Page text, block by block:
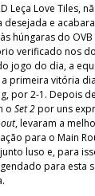
Leça Love Tiles,
e
húngaras do
verificado nos
jogo do dia, a
primeira vitória
por 2-1. Depois
o Set 2por uns
, levaram a
para o Main
luso e, para
para esta